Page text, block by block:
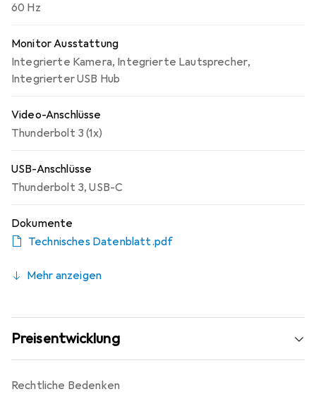
60 Hz
Monitor Ausstattung
Integrierte Kamera, Integrierte Lautsprecher,
Integrierter USB Hub
Video-Anschlüsse
Thunderbolt 3 (1x)
USB-Anschlüsse
Thunderbolt 3,USB-C
Dokumente
Technisches Datenblatt.pdf
Mehr anzeigen
Preisentwicklung
Rechtliche Bedenken